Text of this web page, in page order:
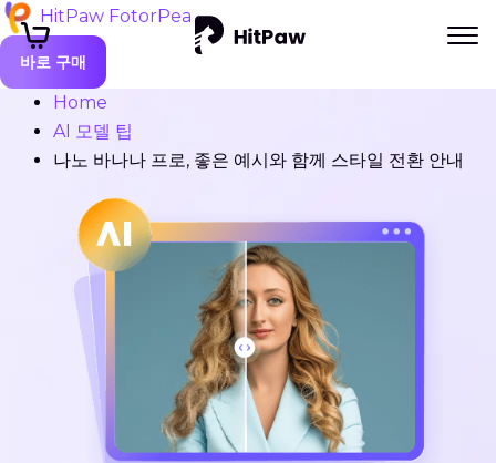
HitPaw FotorPea
바로 구매
Home
AI 모델 팁
나노 바나나 프로, 좋은 예시와 함께 스타일 전환 안내